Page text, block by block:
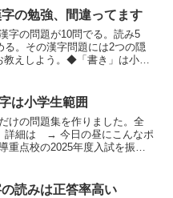
の勉強、間違ってます
字の問題が10問でる。読み5
る。その漢字問題には2つの隠
教えしよう。◆「書き」は小学
は小学生範囲
けの問題集を作りました。全
詳細は → 今日の昼にこんなポ
重点校の2025年度入試を振り
読みは正答率高い